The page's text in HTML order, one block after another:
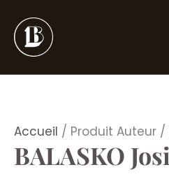
au
contenu
Accueil / Produit Auteur /
BALASKO